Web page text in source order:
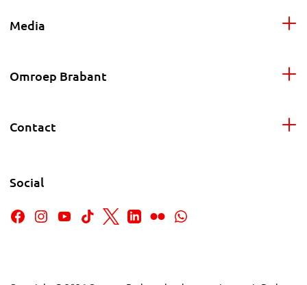
Media
Omroep Brabant
Contact
Social